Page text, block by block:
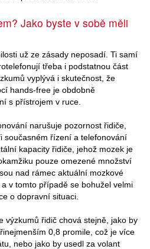
Jako byste v sobě měli
už ze zásady neposadí. Ti samí
třeba i podstatnou část
vyplývá i skutečnost, že
hands-free je obdobně
s přístrojem v ruce.
narušuje pozornost řidiče,
současném řízení a telefonování
kapacity řidiče, jehož mozek je
pouze omezené množství
nad rámec aktuální mozkové
v tomto případě se bohužel velmi
o dopravní situaci.
výzkumů řidič chová stejně, jako by
0,8 promile, což je více
nebo jako by usedl za volant